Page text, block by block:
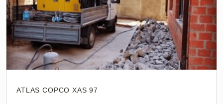
ATLAS COPCO XAS 97